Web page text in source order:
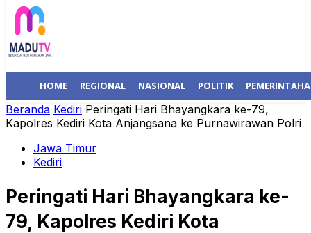
HOME REGIONAL NASIONAL POLITIK
Beranda Kediri Peringati Hari Bhayangkara ke-79,
Kapolres Kediri Kota Anjangsana ke Purnawirawan Polri
Jawa Timur
Kediri
Peringati Hari Bhayangkara ke-
79, Kapolres Kediri Kota